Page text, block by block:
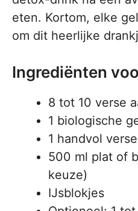
eten. Kortom, elke
om dit heerlijke
Ingrediënten
8 tot 10 verse
1 biologische
1 handvol
500 ml plat of
keuze)
IJsblokjes